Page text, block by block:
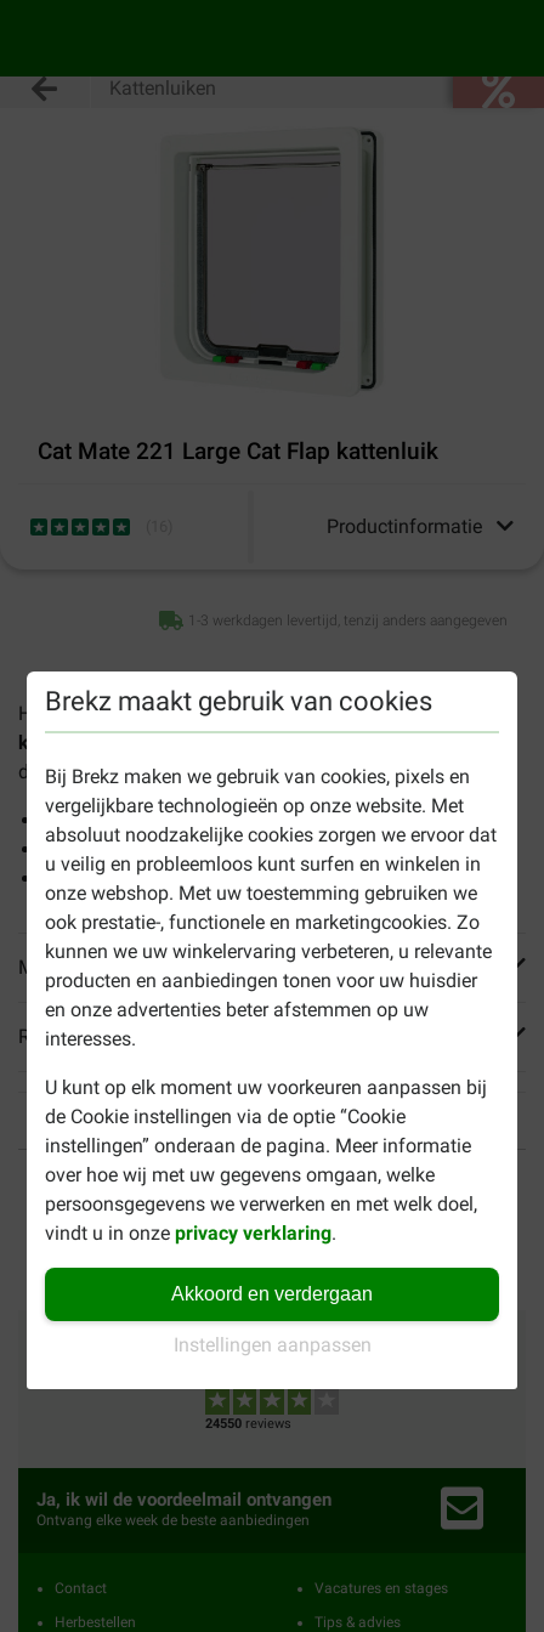
Brekz maakt gebruik van cookies
Bij Brekz maken we gebruik van cookies, pixels en
vergelijkbare technologieën op onze website. Met
absoluut noodzakelijke cookies zorgen we ervoor dat
u veilig en probleemloos kunt surfen en winkelen in
onze webshop. Met uw toestemming gebruiken we
ook prestatie-, functionele en marketingcookies. Zo
kunnen we uw winkelervaring verbeteren, u relevante
producten en aanbiedingen tonen voor uw huisdier
en onze advertenties beter afstemmen op uw
interesses.
U kunt op elk moment uw voorkeuren aanpassen bij
de Cookie instellingen via de optie “Cookie
instellingen” onderaan de pagina. Meer informatie
over hoe wij met uw gegevens omgaan, welke
persoonsgegevens we verwerken en met welk doel,
vindt u in onzeprivacy verklaring.
Akkoord en verdergaan
Instellingen aanpassen
Kattenluiken
Cat Mate 221 Large Cat Flap kattenluik
Productinformatie
1-3 werkdagen levertijd, tenzij anders aangegeven
HetCat Mate 221 Large Cat Flap
kattenluik
deuren en is speciaal geschikt voor grote katten.
Beschikt over 4 toegangsinstellingen
Voor deuren tot 50mm dik
Magnetische sluiting
Meer informatie
Reviews
Tot 40% goedkoper Veilig betalen
Gratis bezorging vanaf €
Vertrouwd
24550 reviews
Ja, ik wil de voordeelmail ontvangen
Ontvang elke week de beste aanbiedingen
Contact
Herbestellen
Vacatures en stages
Tips & advies